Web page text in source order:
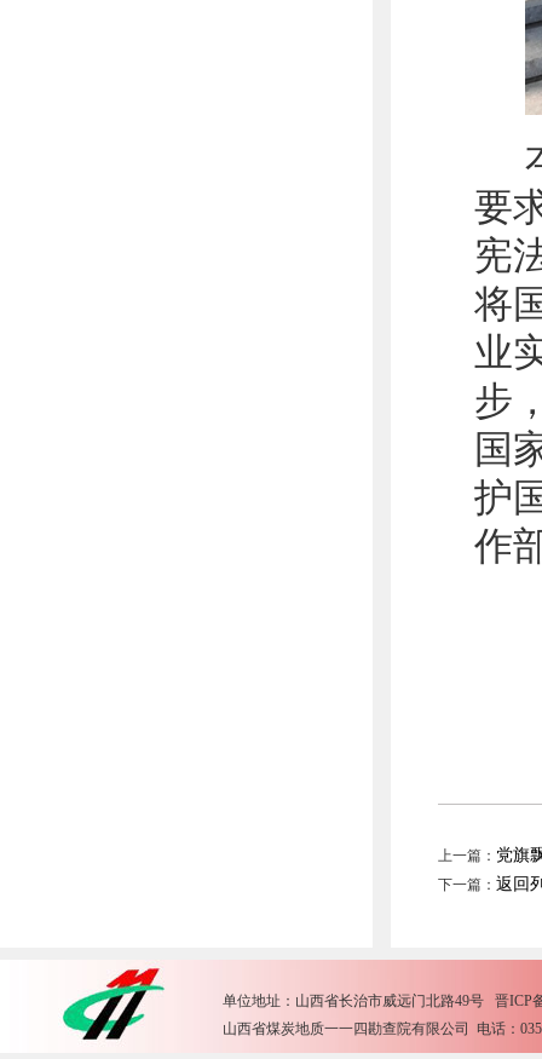
要
宪
将
业
步
国
护
作
上一篇： 党旗
下一篇： 返回
单位地址：山西省长治市威远门北路49号 晋ICP
山西省煤炭地质一一四勘查院有限公司 电话：